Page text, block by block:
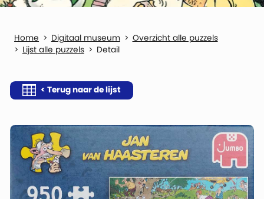
Digitaal museum
Overzicht alle puzzels
Lijst alle puzzels
Detail
< Terug naar de lijst